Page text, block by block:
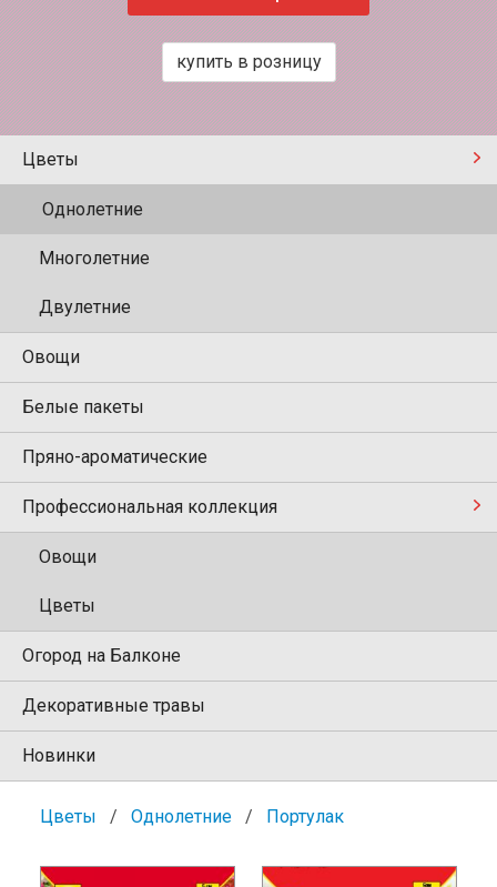
купить в розницу
Цветы
Однолетние
Многолетние
Двулетние
Овощи
Белые пакеты
Пряно-ароматические
Профессиональная коллекция
Овощи
Цветы
Огород на Балконе
Декоративные травы
Новинки
Цветы Однолетние Портулак